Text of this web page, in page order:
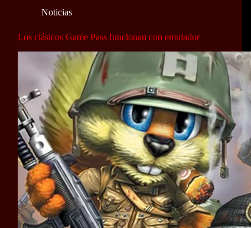
Noticias
Los clásicos Game Pass funcionan con emulador